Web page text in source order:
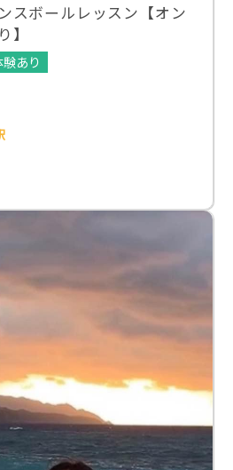
スボールレッスン【オン
】
あり